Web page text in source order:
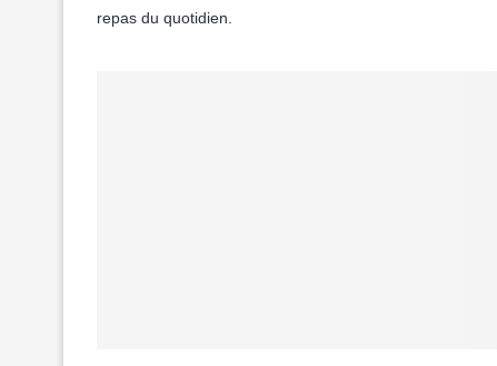
repas du quotidien.